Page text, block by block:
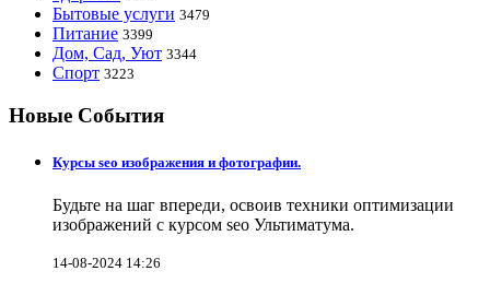
Бытовые услуги 3479
Питание 3399
Дом, Сад, Уют 3344
Спорт 3223
Новые События
Курсы seo изображения и фотографии.
Будьте на шаг впереди, освоив техники оптимизации
изображений с курсом seo Ультиматума.
14-08-2024 14:26